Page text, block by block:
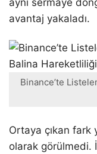
avantaj yakaladı.
Binance’te
Ortaya çıkan fark
olarak görülmedi.